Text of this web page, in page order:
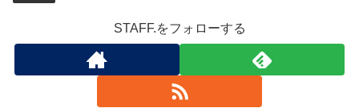
STAFF.をフォローする